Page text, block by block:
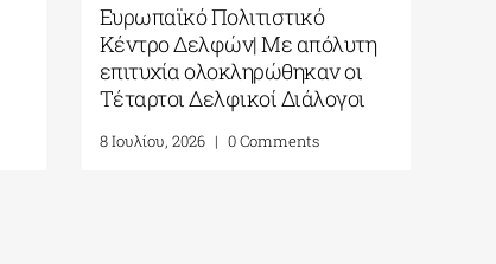
Ευρωπαϊκό Πολιτιστικό
Κέντρο Δελφών| Με απόλυτη
επιτυχία ολοκληρώθηκαν οι
Τέταρτοι Δελφικοί Διάλογοι
8 Ιουλίου, 2026 0 Comments